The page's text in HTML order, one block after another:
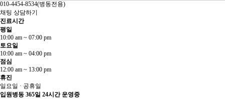
010-4454-8534(병동전용)
채팅 상담하기
진료시간
평일
10:00 am ~ 07:00 pm
토요일
10:00 am ~ 04:00 pm
점심
12:00 am ~ 13:00 pm
휴진
일요일 · 공휴일
입원병동 365일 24시간 운영중